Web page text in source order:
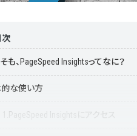
次
も、PageSpeed Insightsってなに？
な使い方
1.PageSpeed Insightsにアクセス